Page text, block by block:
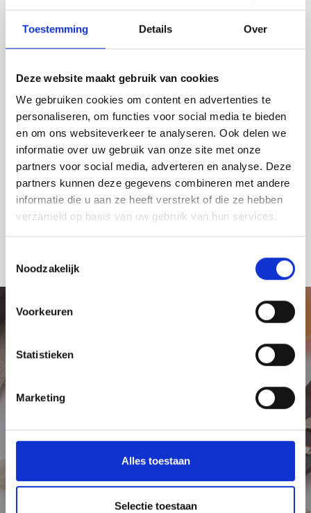
Toestemming Details Over
Deze website maakt gebruik van cookies
We gebruiken cookies om content en advertenties te
personaliseren, om functies voor social media te bieden
en om ons websiteverkeer te analyseren. Ook delen we
informatie over uw gebruik van onze site met onze
partners voor social media, adverteren en analyse. Deze
partners kunnen deze gegevens combineren met andere
informatie die u aan ze heeft verstrekt of die ze hebben
verzameld op basis van uw gebruik van hun services.
Noodzakelijk
Voorkeuren
Statistieken
Marketing
Alles toestaan
Selectie toestaan
079 7820547
Waarom kiest u voor ons?
Allround elektriciens
Storingen en kortsluiting
Specialist van alle elektra
Storingsdienst voor nood 24/7
Vandaag nog op zoek naar de beste
contact op met Elektrostoring. Bij ons kunt u
werkzaamheden en voor spoedklussen.
Meer info